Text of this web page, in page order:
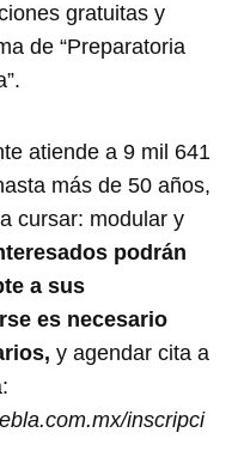
gratuitas y
de “Preparatoria
atiende a 9 mil 641
más de 50 años,
cursar: modular y
podrán
a sus
es necesario
y agendar cita a
inscripci